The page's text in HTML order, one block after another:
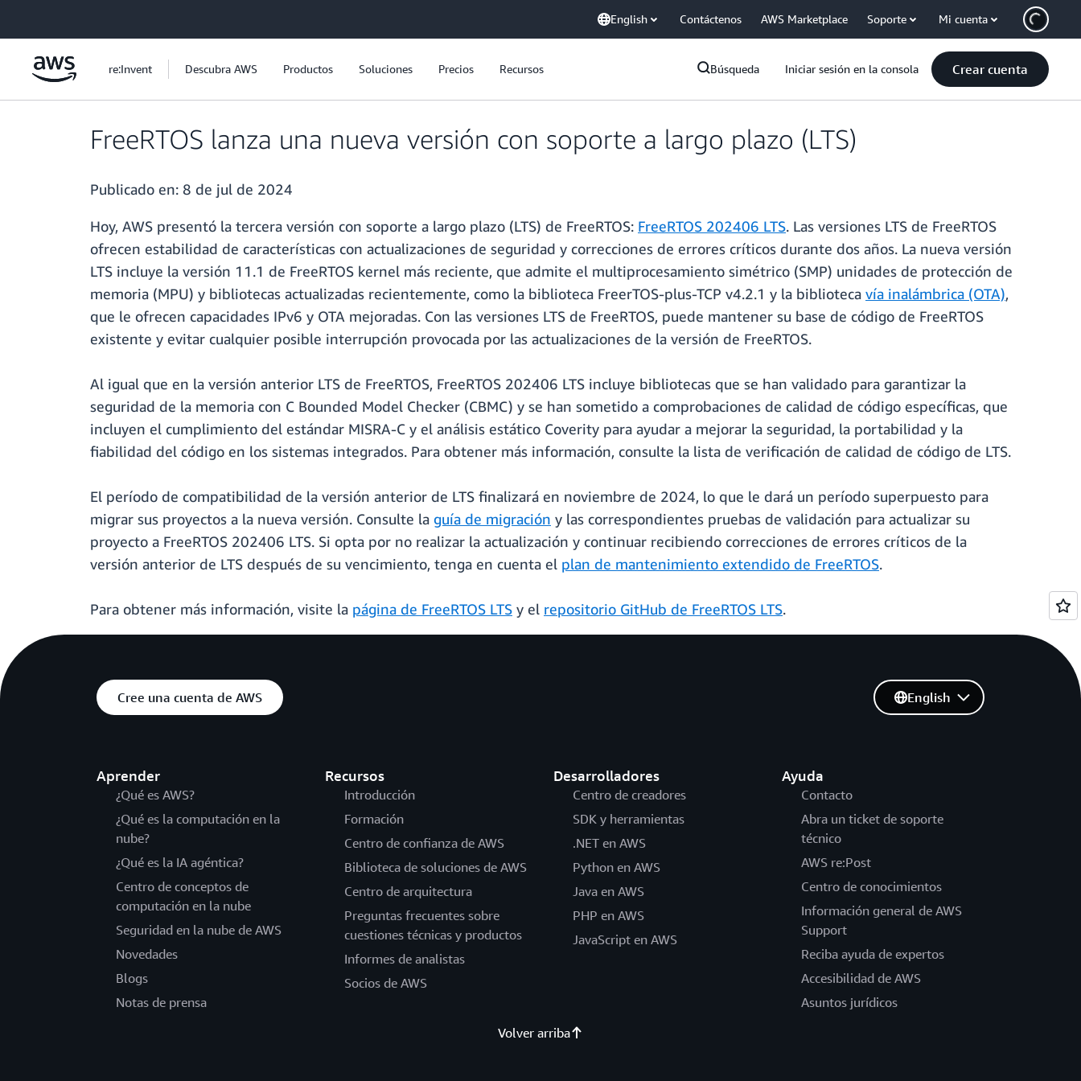
English Contáctenos AWS Marketplace Soporte Mi cuenta
re:Invent Descubra AWS Productos Soluciones Precios Recursos Búsqueda Iniciar sesión en la consola Crear cuenta
FreeRTOS lanza una nueva versión con soporte a largo plazo (LTS)
Publicado en: 8 de jul de 2024
Hoy, AWS presentó la tercera versión con soporte a largo plazo (LTS) de FreeRTOS: FreeRTOS 202406 LTS. Las versiones LTS de FreeRTOS
ofrecen estabilidad de características con actualizaciones de seguridad y correcciones de errores críticos durante dos años. La nueva versión
LTS incluye la versión 11.1 de FreeRTOS kernel más reciente, que admite el multiprocesamiento simétrico (SMP) unidades de protección de
memoria (MPU) y bibliotecas actualizadas recientemente, como la biblioteca FreerTOS-plus-TCP v4.2.1 y la biblioteca vía inalámbrica (OTA),
que le ofrecen capacidades IPv6 y OTA mejoradas. Con las versiones LTS de FreeRTOS, puede mantener su base de código de FreeRTOS
existente y evitar cualquier posible interrupción provocada por las actualizaciones de la versión de FreeRTOS.
Al igual que en la versión anterior LTS de FreeRTOS, FreeRTOS 202406 LTS incluye bibliotecas que se han validado para garantizar la
seguridad de la memoria con C Bounded Model Checker (CBMC) y se han sometido a comprobaciones de calidad de código específicas, que
incluyen el cumplimiento del estándar MISRA-C y el análisis estático Coverity para ayudar a mejorar la seguridad, la portabilidad y la
fiabilidad del código en los sistemas integrados. Para obtener más información, consulte la lista de verificación de calidad de código de LTS.
El período de compatibilidad de la versión anterior de LTS finalizará en noviembre de 2024, lo que le dará un período superpuesto para
migrar sus proyectos a la nueva versión. Consulte la guía de migración y las correspondientes pruebas de validación para actualizar su
proyecto a FreeRTOS 202406 LTS. Si opta por no realizar la actualización y continuar recibiendo correcciones de errores críticos de la
versión anterior de LTS después de su vencimiento, tenga en cuenta el plan de mantenimiento extendido de FreeRTOS.
Para obtener más información, visite la página de FreeRTOS LTS y el repositorio GitHub de FreeRTOS LTS.
Cree una cuenta de AWS
Aprender
¿Qué es AWS?
¿Qué es la computación en la
nube?
¿Qué es la IA agéntica?
Centro de conceptos de
computación en la nube
Seguridad en la nube de AWS
Novedades
Blogs
Notas de prensa
Recursos
Introducción
Formación
Centro de confianza de AWS
Biblioteca de soluciones de AWS
Centro de arquitectura
Preguntas frecuentes sobre
cuestiones técnicas y productos
Informes de analistas
Socios de AWS
Desarrolladores
Centro de creadores
SDK y herramientas
.NET en AWS
Python en AWS
Java en AWS
PHP en AWS
JavaScript en AWS
Ayuda
Contacto
Abra un ticket de soporte
técnico
AWS re:Post
Centro de conocimientos
Información general de AWS
Support
Reciba ayuda de expertos
Accesibilidad de AWS
Asuntos jurídicos
English
Volver arriba